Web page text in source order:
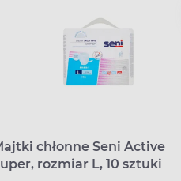
chłonne Seni Active
rozmiar L, 10 sztuki